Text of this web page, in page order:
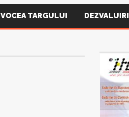
VOCEA TARGULUI DEZVALUIRI